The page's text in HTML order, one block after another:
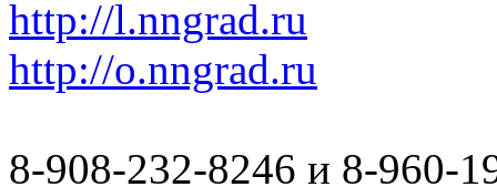
http://l.nngrad.ru
http://o.nngrad.ru
8-908-232-8246 и 8-960-